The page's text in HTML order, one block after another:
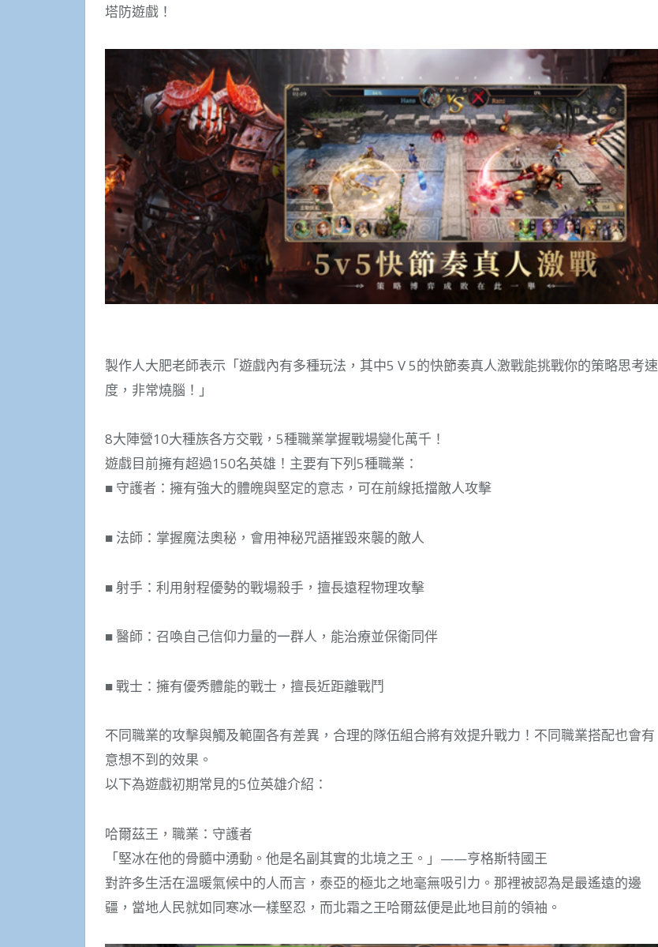
塔防遊戲！
製作人大肥老師表示「遊戲內有多種玩法，其中5 V 5的快節奏真人激戰能挑戰你的策略思考速
度，非常燒腦！」
8大陣營10大種族各方交戰，5種職業掌握戰場變化萬千！
遊戲目前擁有超過150名英雄！主要有下列5種職業：
■ 守護者：擁有強大的體魄與堅定的意志，可在前線抵擋敵人攻擊
■ 法師：掌握魔法奧秘，會用神秘咒語摧毀來襲的敵人
■ 射手：利用射程優勢的戰場殺手，擅長遠程物理攻擊
■ 醫師：召喚自己信仰力量的一群人，能治療並保衛同伴
■ 戰士：擁有優秀體能的戰士，擅長近距離戰鬥
不同職業的攻擊與觸及範圍各有差異，合理的隊伍組合將有效提升戰力！不同職業搭配也會有
意想不到的效果。
以下為遊戲初期常見的5位英雄介紹：
哈爾茲王，職業：守護者
「堅冰在他的骨髓中湧動。他是名副其實的北境之王。」——亨格斯特國王
對許多生活在溫暖氣候中的人而言，泰亞的極北之地毫無吸引力。那裡被認為是最遙遠的邊
疆，當地人民就如同寒冰一樣堅忍，而北霜之王哈爾茲便是此地目前的領袖。